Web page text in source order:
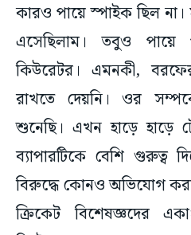
কারও পায়ে স্পাইক ছিল
এসেছিলাম। তবুও
কিউরেটর। এমনকী,
রাখতে দেয়নি। ওর
শুনেছি। এখন হাড়ে হাড়ে
ব্যাপারটিকে বেশি গুরুত্ব
বিরুদ্ধে কোনও অভিযোগ করা
ক্রিকেট বিশেষজ্ঞদের